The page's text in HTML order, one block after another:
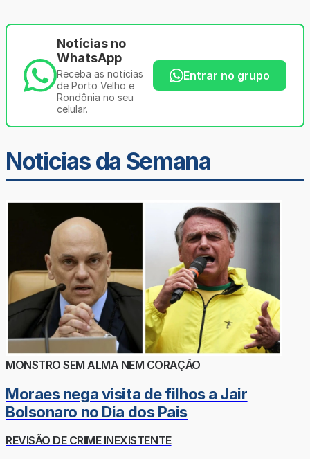
Notícias no
WhatsApp
Receba as notícias
de Porto Velho e
Rondônia no seu
celular.
Entrar no grupo
Noticias da Semana
MONSTRO SEM ALMA NEM CORAÇÃO
Moraes nega visita de filhos a Jair
Bolsonaro no Dia dos Pais
REVISÃO DE CRIME INEXISTENTE